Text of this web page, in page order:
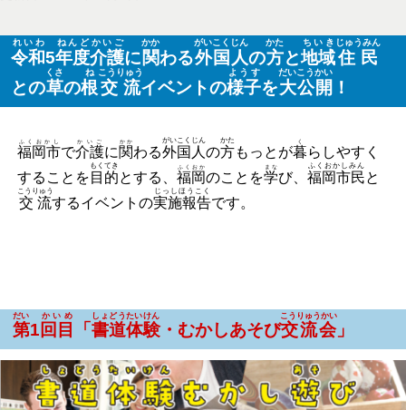
令和
れいわ
5年度
ねんど
介護
かいご
に関
かか
わる外国人
がいこくじん
の方
かた
と地域
ちいき
住民
じゅうみん
との草
くさ
の根
ね
交流
こうりゅう
イベントの様子
ようす
を大公開
だいこうかい
！
福岡市
ふくおかし
で介護
かいご
に関
かか
わる外国人
がいこくじん
の方
かた
もっと が暮
く
らしやすく
することを 目的
もくてき
とする、福岡
ふくおか
のことを学
まな
び、福岡市民
ふくおかしみん
と
交流
こうりゅう
するイベントの実施報告
じっしほうこく
です。
第
だい
1 回目
かいめ
「書道体験
しょどうたいけん
・むかしあそび交流会
こうりゅうかい
」